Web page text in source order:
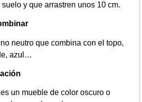
y que arrastren unos 10 cm.
neutro que combina con el topo,
azul…
un mueble de color oscuro o